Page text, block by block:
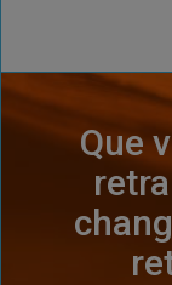
Que